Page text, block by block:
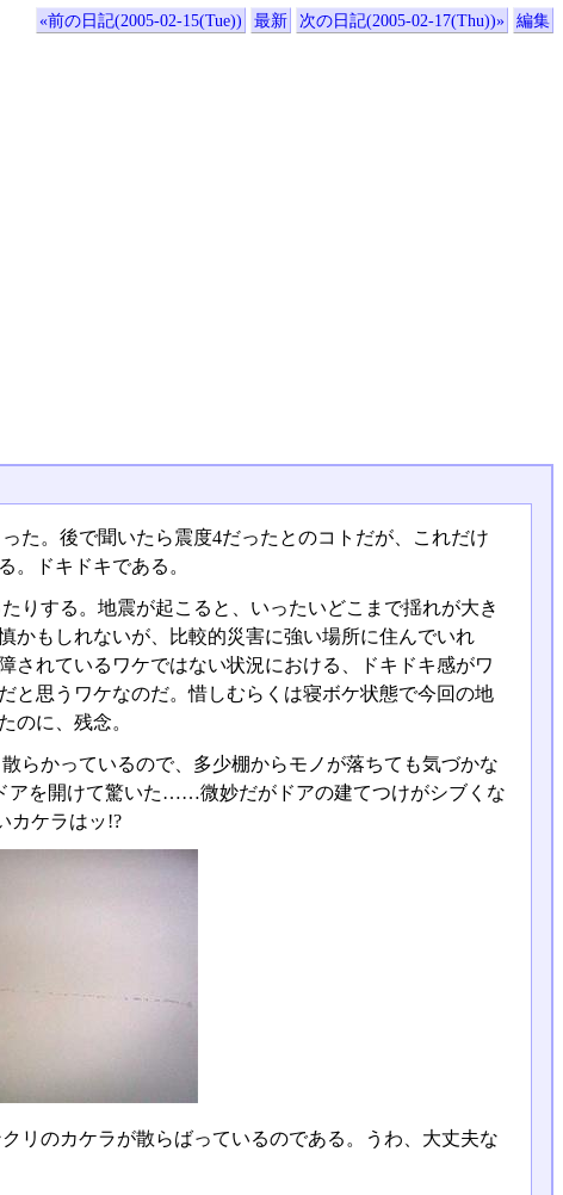
«前の日記(2005-02-15(Tue)) 最新 次の日記(2005-02-17(Thu))» 編集
た。後で聞いたら震度4だったとのコトだが、これだけ
。ドキドキである。
りする。地震が起こると、いったいどこまで揺れが大き
かもしれないが、比較的災害に強い場所に住んでいれ
されているワケではない状況における、ドキドキ感がワ
思うワケなのだ。惜しむらくは寝ボケ状態で今回の地
のに、残念。
らかっているので、多少棚からモノが落ちても気づかな
アを開けて驚いた……微妙だがドアの建てつけがシブくな
カケラはッ!?
リのカケラが散らばっているのである。うわ、大丈夫な